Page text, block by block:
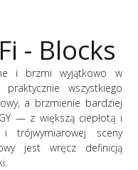
- Blocks
i brzmi wyjątkowo w
wszystkiego
a brzmienie bardziej
— z większą ciepłotą i
trójwymiarowej sceny
jest wręcz definicją